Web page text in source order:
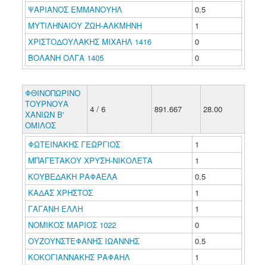
ΨΑΡΙΑΝΟΣ ΕΜΜΑΝΟΥΗΛ
0.5
ΜΥΤΙΛΗΝΑΙΟΥ ΖΩΗ-ΑΛΚΜΗΝΗ
1
ΧΡΙΣΤΟΔΟΥΛΑΚΗΣ ΜΙΧΑΗΛ 1416
0
ΒΟΛΑΝΗ ΟΛΓΑ 1405
0
ΦΘΙΝΟΠΩΡΙΝΟ
ΤΟΥΡΝΟΥΑ
ΧΑΝΙΩΝ B'
ΟΜΙΛΟΣ
4 / 6 891.667 28.00
ΦΩΤΕΙΝΑΚΗΣ ΓΕΩΡΓΙΟΣ
1
ΜΠΑΓΕΤΑΚΟΥ ΧΡΥΣΗ-ΝΙΚΟΛΕΤΑ
1
ΚΟΥΒΕΔΑΚΗ ΡΑΦΑΕΛΑ
0.5
ΚΑΔΑΣ ΧΡΗΣΤΟΣ
1
ΓΑΓΑΝΗ ΕΛΛΗ
1
ΝΟΜΙΚΟΣ ΜΑΡΙΟΣ 1022
0
ΟΥΖΟΥΝΣΤΕΦΑΝΗΣ ΙΩΑΝΝΗΣ
0.5
ΚΟΚΟΓΙΑΝΝΑΚΗΣ ΡΑΦΑΗΛ
1